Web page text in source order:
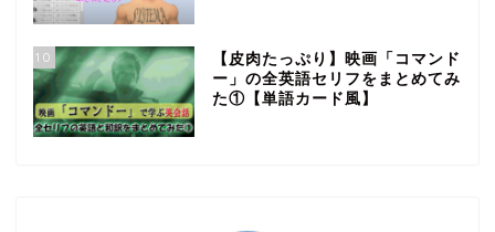
10
【皮肉たっぷり】映画「コマンド
ー」の全英語セリフをまとめてみ
た①【単語カード風】